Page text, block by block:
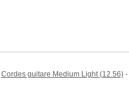
Cordes guitare Medium Light (12.56)-